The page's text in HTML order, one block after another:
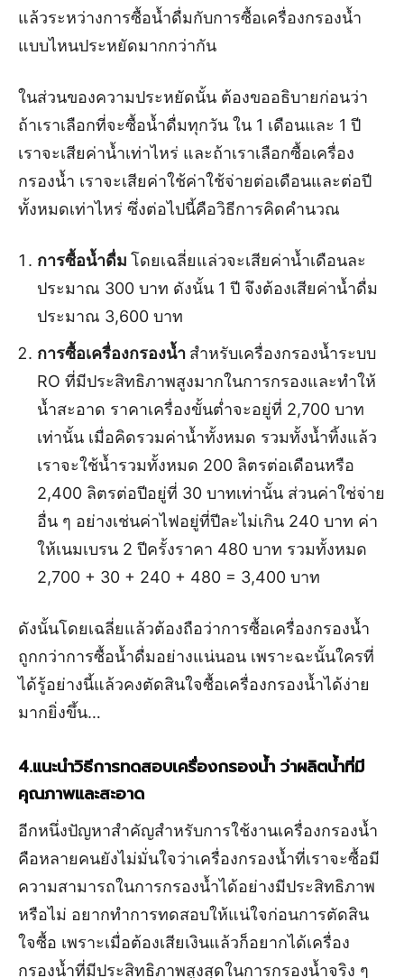
แล้วระหว่างการซื้อน้ำดื่มกับการซื้อเครื่องกรองน้ำ
แบบไหนประหยัดมากกว่ากัน
ในส่วนของความประหยัดนั้น ต้องขออธิบายก่อนว่า
ถ้าเราเลือกที่จะซื้อน้ำดื่มทุกวัน ใน 1 เดือนและ 1 ปี
เราจะเสียค่าน้ำเท่าไหร่ และถ้าเราเลือกซื้อเครื่อง
กรองน้ำ เราจะเสียค่าใช้ค่าใช้จ่ายต่อเดือนและต่อปี
ทั้งหมดเท่าไหร่ ซึ่งต่อไปนี้คือวิธีการคิดคำนวณ
การซื้อน้ำดื่ม โดยเฉลี่ยแล่วจะเสียค่าน้ำเดือนละ
ประมาณ 300 บาท ดังนั้น 1 ปี จึงต้องเสียค่าน้ำดื่ม
ประมาณ 3,600 บาท
การซื้อเครื่องกรองน้ำ สำหรับเครื่องกรองน้ำระบบ
RO ที่มีประสิทธิภาพสูงมากในการกรองและทำให้
น้ำสะอาด ราคาเครื่องขั้นต่ำจะอยู่ที่ 2,700 บาท
เท่านั้น เมื่อคิดรวมค่าน้ำทั้งหมด รวมทั้งน้ำทิ้งแล้ว
เราจะใช้น้ำรวมทั้งหมด 200 ลิตรต่อเดือนหรือ
2,400 ลิตรต่อปีอยู่ที่ 30 บาทเท่านั้น ส่วนค่าใช่จ่าย
อื่น ๆ อย่างเช่นค่าไฟอยู่ที่ปีละไม่เกิน 240 บาท ค่า
ให้เนมเบรน 2 ปีครั้งราคา 480 บาท รวมทั้งหมด
2,700 + 30 + 240 + 480 = 3,400 บาท
ดังนั้นโดยเฉลี่ยแล้วต้องถือว่าการซื้อเครื่องกรองน้ำ
ถูกกว่าการซื้อน้ำดื่มอย่างแน่นอน เพราะฉะนั้นใครที่
ได้รู้อย่างนี้แล้วคงตัดสินใจซื้อเครื่องกรองน้ำได้ง่าย
มากยิ่งขึ้น…
4.แนะนำวิธีการทดสอบเครื่องกรองน้ำ ว่าผลิตน้ำที่มี
คุณภาพและสะอาด
อีกหนึ่งปัญหาสำคัญสำหรับการใช้งานเครื่องกรองน้ำ
คือหลายคนยังไม่มั่นใจว่าเครื่องกรองน้ำที่เราจะซื้อมี
ความสามารถในการกรองน้ำได้อย่างมีประสิทธิภาพ
หรือไม่ อยากทำการทดสอบให้แน่ใจก่อนการตัดสิน
ใจซื้อ เพราะเมื่อต้องเสียเงินแล้วก็อยากได้เครื่อง
กรองน้ำที่มีประสิทธิภาพสูงสุดในการกรองน้ำจริง ๆ